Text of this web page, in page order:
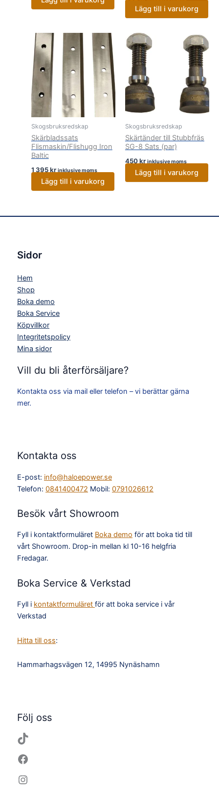
Lägg till i varukorg
Skogsbruksredskap
Skärbladssats
Flismaskin/Flishugg Iron
Baltic
1 395kr inklusive moms
Lägg till i varukorg
Skogsbruksredskap
Skärtänder till Stubbfräs
SG-8 Sats (par)
450kr inklusive moms
Lägg till i varukorg
Sidor
Hem
Shop
Boka demo
Boka Service
Köpvillkor
Integritetspolicy
Mina sidor
Vill du bli återförsäljare?
Kontakta oss via mail eller telefon – vi berättar gärna
mer.
Kontakta oss
E-post: info@haloepower.se
Telefon: 0841400472 Mobil: 0791026612
Besök vårt Showroom
Fyll i kontaktformuläret Boka demo för att boka tid till
vårt Showroom. Drop-in mellan kl 10-16 helgfria
Fredagar.
Boka Service & Verkstad
Fyll i kontaktformuläret för att boka service i vår
Verkstad
Hitta till oss:
Hammarhagsvägen 12, 14995 Nynäshamn
Följ oss
TikTok
Facebook
Instagram
YouTube